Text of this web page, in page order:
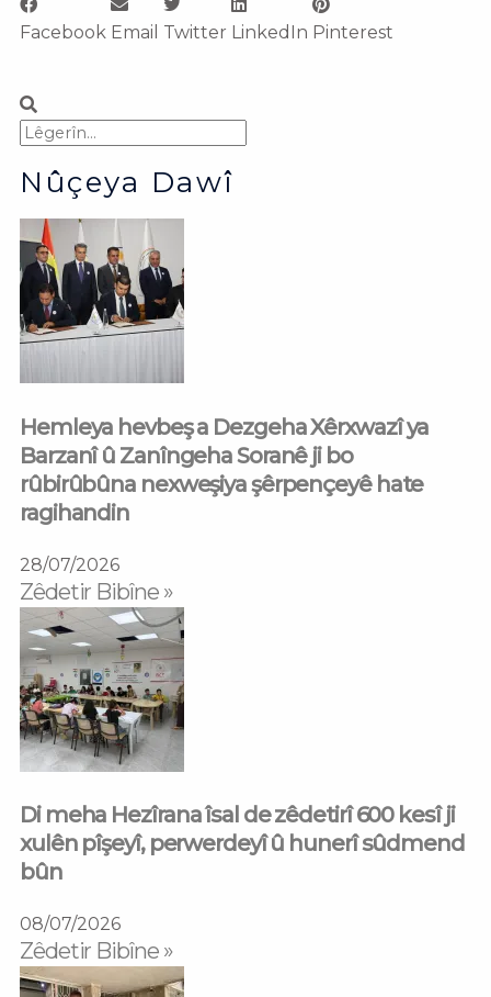
Facebook Email Twitter LinkedIn Pinterest
Search
Nûçeya Dawî
Hemleya hevbeş a Dezgeha Xêrxwazî ya
Barzanî û Zanîngeha Soranê ji bo
rûbirûbûna nexweşiya şêrpençeyê hate
ragihandin
28/07/2026
Zêdetir Bibîne »
Di meha Hezîrana îsal de zêdetirî 600 kesî ji
xulên pîşeyî, perwerdeyî û hunerî sûdmend
bûn
08/07/2026
Zêdetir Bibîne »